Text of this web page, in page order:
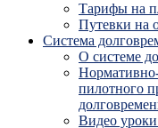
Тарифы на
Путевки на
Система
О системе
пилотного
Видео